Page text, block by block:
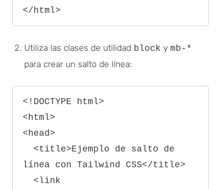
Utiliza las clases de utilidad block y mb-*
para crear un salto de línea:
<!DOCTYPE html>
<html>
<head>
línea con Tailwind CSS</title>